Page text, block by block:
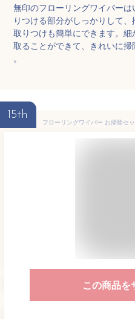
無印のフローリングワイパー
りつける部分がしっかりして、
取りつけも簡単にできます。
取ることができて、きれいに
。
15th
この商品を